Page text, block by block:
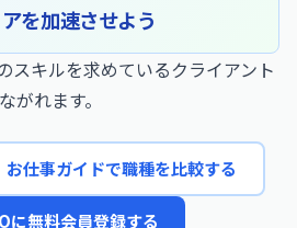
を加速させよう
スキルを求めているクライアント
がれます。
お仕事ガイドで職種を比較する
に無料会員登録する